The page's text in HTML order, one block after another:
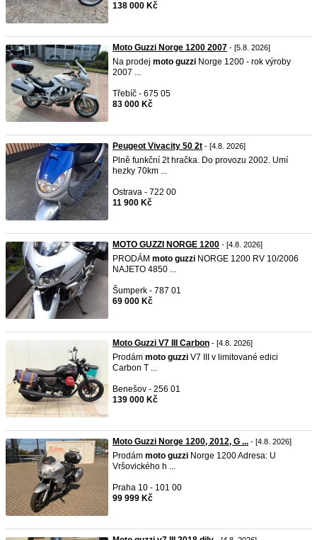
138 000 Kč
Moto Guzzi Norge 1200 2007 - [5.8. 2026]
Na prodej moto guzzi Norge 1200 - rok výroby
2007 ...
Třebíč - 675 05
83 000 Kč
Peugeot Vivacity 50 2t - [4.8. 2026]
Plně funkční 2t hračka. Do provozu 2002. Umí
hezky 70km ...
Ostrava - 722 00
11 900 Kč
MOTO GUZZI NORGE 1200 - [4.8. 2026]
PRODÁM moto guzzi NORGE 1200 RV 10/2006
NAJETO 4850 ...
Šumperk - 787 01
69 000 Kč
Moto Guzzi V7 III Carbon - [4.8. 2026]
Prodám moto guzzi V7 III v limitované edici
Carbon T ...
Benešov - 256 01
139 000 Kč
Moto Guzzi Norge 1200, 2012, G ... - [4.8. 2026]
Prodám moto guzzi Norge 1200 Adresa: U
Vršovického h ...
Praha 10 - 101 00
99 999 Kč